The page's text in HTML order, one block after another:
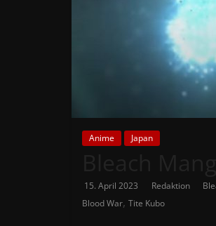
News
die
aktuellsten
aus
Japan
Anime Japan
15. April 2023 Redaktion
Blood War, Tite Kubo